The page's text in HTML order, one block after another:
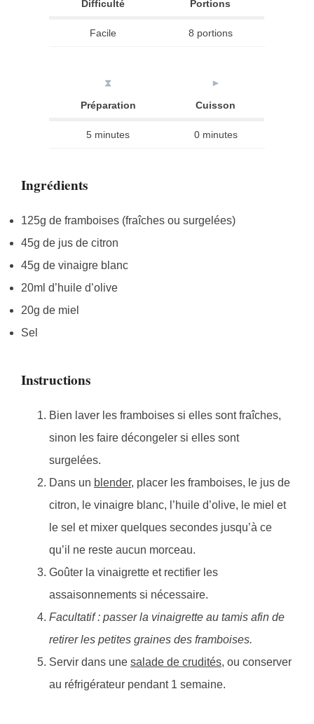
Difficulté
Portions
Facile 8 portions
⧗
Préparation
►
Cuisson
5 minutes 0 minutes
Ingrédients
125g de framboises (fraîches ou surgelées)
45g de jus de citron
45g de vinaigre blanc
20ml d’huile d’olive
20g de miel
Sel
Instructions
Bien laver les framboises si elles sont fraîches,
sinon les faire décongeler si elles sont
surgelées.
Dans un blender, placer les framboises, le jus de
citron, le vinaigre blanc, l’huile d’olive, le miel et
le sel et mixer quelques secondes jusqu’à ce
qu’il ne reste aucun morceau.
Goûter la vinaigrette et rectifier les
assaisonnements si nécessaire.
Facultatif : passer la vinaigrette au tamis afin de
retirer les petites graines des framboises.
Servir dans une salade de crudités, ou conserver
au réfrigérateur pendant 1 semaine.